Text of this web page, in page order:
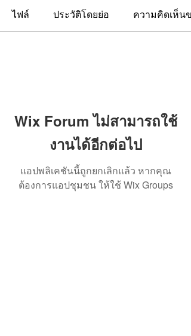
ไฟล์ ประวัติโดยย่อ ความคิดเห็น
Wix Forum ไม่สามารถใช้
งานได้อีกต่อไป
แอปพลิเคชันนี้ถูกยกเลิกแล้ว หากคุณ
ต้องการแอปชุมชน ให้ใช้ Wix Groups